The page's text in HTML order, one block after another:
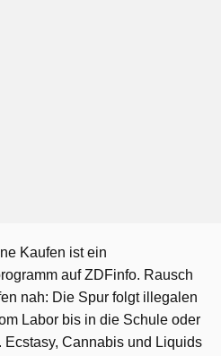
Kaufen ist ein
auf ZDFinfo. Rausch
nah: Die Spur folgt illegalen
Labor bis in die Schule oder
Ecstasy, Cannabis und Liquids